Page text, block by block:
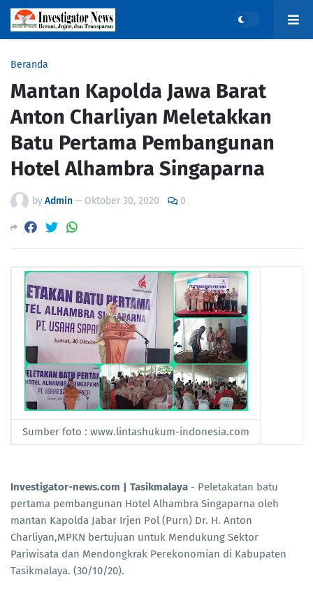
Beranda
Mantan Kapolda Jawa Barat
Anton Charliyan Meletakkan
Batu Pertama Pembangunan
Hotel Alhambra Singaparna
byAdmin— Oktober 30, 2020 0
Sumber foto : www.lintashukum-indonesia.com
Investigator-news.com | Tasikmalaya - Peletakatan batu
pertama pembangunan Hotel Alhambra Singaparna oleh
mantan Kapolda Jabar Irjen Pol (Purn) Dr. H. Anton
Charliyan,MPKN bertujuan untuk Mendukung Sektor
Pariwisata dan Mendongkrak Perekonomian di Kabupaten
Tasikmalaya. (30/10/20).